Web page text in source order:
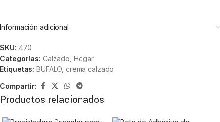
Información adicional
SKU: 470
Categorías: Calzado Hogar
Etiquetas: BUFALO crema calzado
Compartir:
Productos relacionados